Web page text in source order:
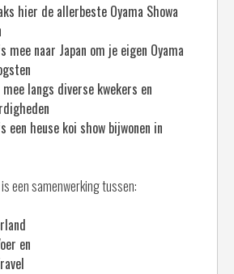
hier de allerbeste Oyama Showa
mee naar Japan om je eigen Oyama
langs diverse kwekers en
een heuse koi show bijwonen in
een samenwerking tussen:
en